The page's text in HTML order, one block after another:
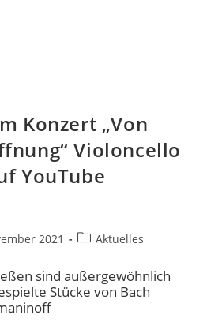
Konzert „Von
Violoncello
YouTube
2021 Aktuelles
sind außergewöhnlich
Stücke von Bach